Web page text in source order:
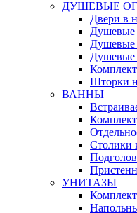
ДУШЕВЫЕ
Двери в
Душевые
Душевые
Душевые
Шторки
ВАННЫ
Столики
УНИТАЗЫ